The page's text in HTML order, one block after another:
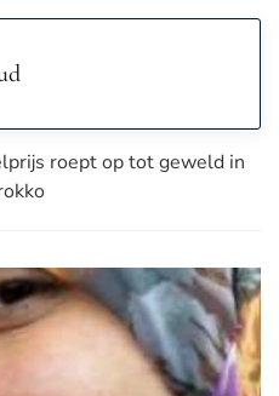
roept op tot geweld in